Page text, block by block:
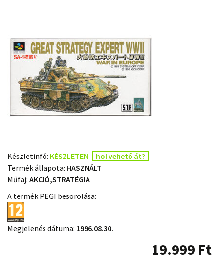
Készletinfó: KÉSZLETEN
hol vehető át?
Termék állapota: HASZNÁLT
Műfaj: AKCIÓ,STRATÉGIA
A termék PEGI besorolása:
Megjelenés dátuma: 1996.08.30.
19.999 Ft